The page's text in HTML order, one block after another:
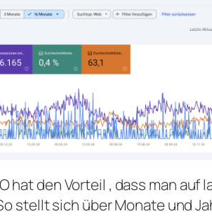
hat den Vorteil , dass man
stellt sich über Monate und